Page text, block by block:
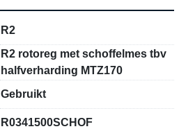
R2
R2 rotoreg met schoffelmes tbv
halfverharding MTZ170
Gebruikt
R0341500SCHOF